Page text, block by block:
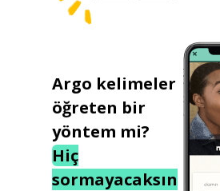
Argo kelimeler
öğreten bir
yöntem mi?
Hiç
sormayacaksın